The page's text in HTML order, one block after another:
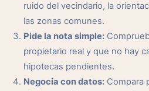
ruido del vecindario, la
las zonas comunes.
Pide la nota simple:
propietario real y que no hay
hipotecas pendientes.
Negocia con datos: Compara